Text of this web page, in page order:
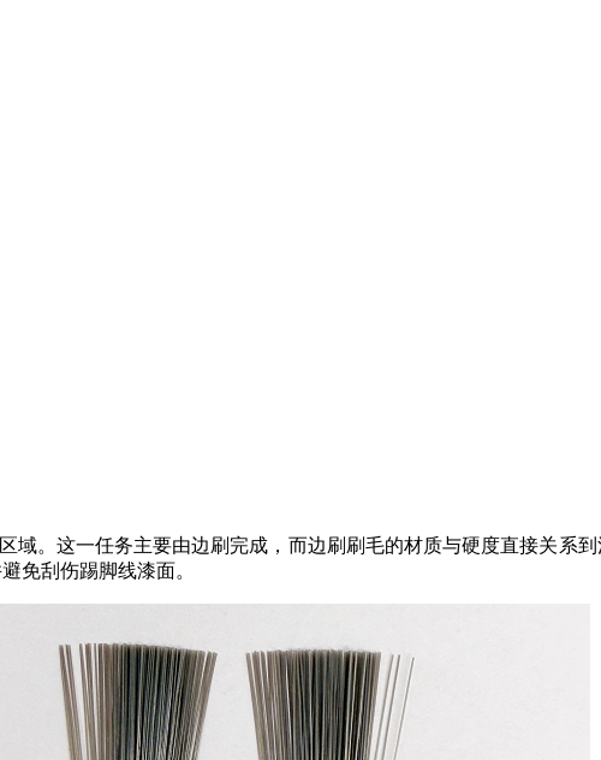
域。这一任务主要由边刷完成，而边刷刷毛的材质与硬度直接关系
免刮伤踢脚线漆面。